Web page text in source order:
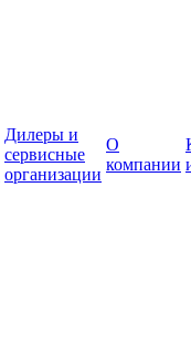
Дилеры и
сервисные
организации
О
компании